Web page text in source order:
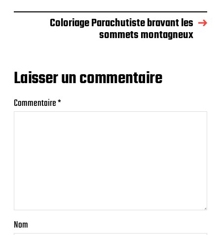
Coloriage Parachutiste bravant les
sommets montagneux
Laisser un commentaire
Commentaire*
Nom